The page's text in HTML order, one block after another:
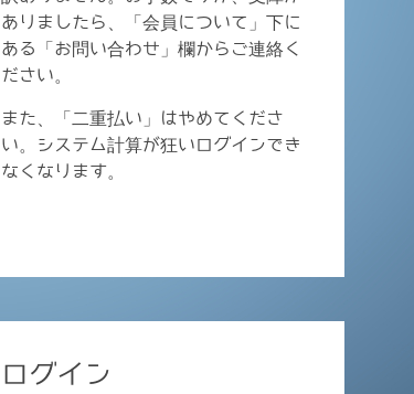
ありましたら、「会員について」下に
ある「お問い合わせ」欄からご連絡く
ださい。
また、「二重払い」はやめてくださ
い。システム計算が狂いログインでき
なくなります。
ログイン